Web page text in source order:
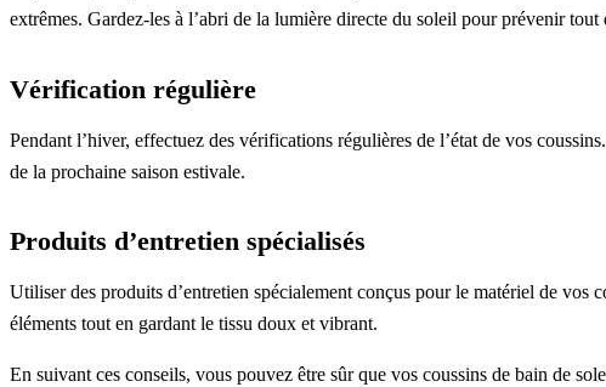
extrêmes. Gardez-les à l’abri de la lumière directe du soleil pour prévenir tout
Vérification régulière
Pendant l’hiver, effectuez des vérifications régulières de l’état de vos
de la prochaine saison estivale.
Produits d’entretien spécialisés
Utiliser des produits d’entretien spécialement conçus pour le matériel de
éléments tout en gardant le tissu doux et vibrant.
En suivant ces conseils, vous pouvez être sûr que vos coussins de bain de